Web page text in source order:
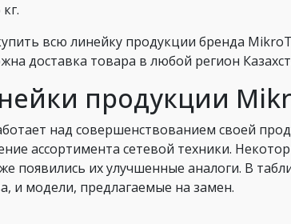
всю линейку продукции бренда
доставка товара в любой регион
продукции
над совершенствованием своей
ассортимента сетевой техники.
появились их улучшенные аналоги. В
и модели, предлагаемые на замен.